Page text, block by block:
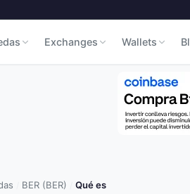
Exchanges Wallets
BER (BER) Qué es